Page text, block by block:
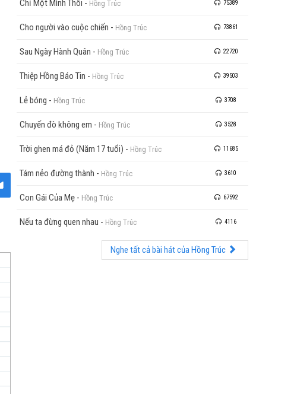
Chỉ Một Mình Thôi - Hồng Trúc 75389
Cho người vào cuộc chiến - Hồng Trúc 73861
Sau Ngày Hành Quân - Hồng Trúc 22720
Thiệp Hồng Báo Tin - Hồng Trúc 39503
Lẻ bóng - Hồng Trúc 3708
Chuyến đò không em - Hồng Trúc 3528
Trời ghen má đỏ (Năm 17 tuổi) - Hồng Trúc 11685
Tám nẻo đường thành - Hồng Trúc 3610
Con Gái Của Mẹ - Hồng Trúc 67592
Nếu ta đừng quen nhau - Hồng Trúc 4116
Nghe tất cả bài hát của Hồng Trúc